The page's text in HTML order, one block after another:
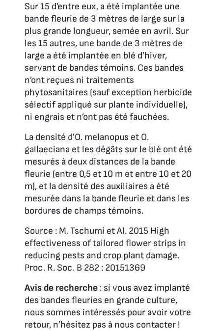
Sur 15 d’entre eux, a été implantée une
bande fleurie de 3 mètres de large sur la
plus grande longueur, semée en avril. Sur
les 15 autres, une bande de 3 mètres de
large a été implantée en blé d’hiver,
servant de bandes témoins. Ces bandes
n’ont reçues ni traitements
phytosanitaires (sauf exception herbicide
sélectif appliqué sur plante individuelle),
ni engrais et n’ont pas été fauchées.
La densité d’O. melanopus et O.
gallaeciana et les dégâts sur le blé ont été
mesurés à deux distances de la bande
fleurie (entre 0,5 et 10 m et entre 10 et 20
m), et la densité des auxiliaires a été
mesurée dans la bande fleurie et dans les
bordures de champs témoins.
Source : M. Tschumi et Al. 2015 High
effectiveness of tailored flower strips in
reducing pests and crop plant damage.
Proc. R. Soc. B 282 : 20151369
Avis de recherche : si vous avez implanté
des bandes fleuries en grande culture,
nous sommes intéressés pour avoir votre
retour, n’hésitez pas à nous contacter !